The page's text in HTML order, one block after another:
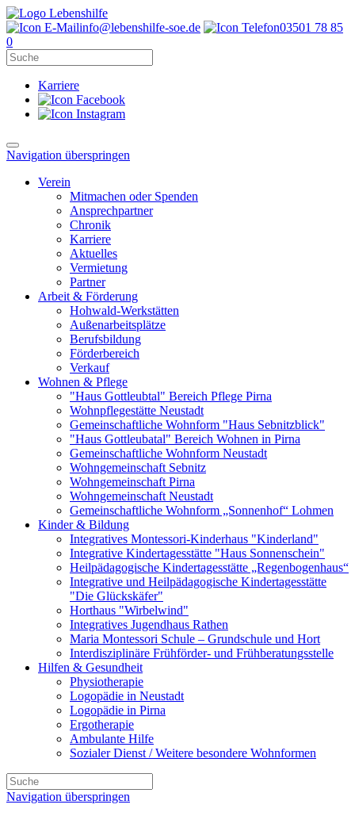
info@lebenshilfe-soe.de
03501 78 85
0
Karriere
Navigation überspringen
Verein
Mitmachen oder Spenden
Ansprechpartner
Chronik
Karriere
Aktuelles
Vermietung
Partner
Arbeit & Förderung
Hohwald-Werkstätten
Außenarbeitsplätze
Berufsbildung
Förderbereich
Verkauf
Wohnen & Pflege
"Haus Gottleubtal" Bereich Pflege Pirna
Wohnpflegestätte Neustadt
Gemeinschaftliche Wohnform "Haus Sebnitzblick"
"Haus Gottleubatal" Bereich Wohnen in Pirna
Gemeinschaftliche Wohnform Neustadt
Wohngemeinschaft Sebnitz
Wohngemeinschaft Pirna
Wohngemeinschaft Neustadt
Gemeinschaftliche Wohnform „Sonnenhof“ Lohmen
Kinder & Bildung
Integratives Montessori-Kinderhaus "Kinderland"
Integrative Kindertagesstätte "Haus Sonnenschein"
Heilpädagogische Kindertagesstätte „Regenbogenhaus“
Integrative und Heilpädagogische Kindertagesstätte
"Die Glückskäfer"
Horthaus "Wirbelwind"
Integratives Jugendhaus Rathen
Maria Montessori Schule – Grundschule und Hort
Interdisziplinäre Frühförder- und Frühberatungsstelle
Hilfen & Gesundheit
Physiotherapie
Logopädie in Neustadt
Logopädie in Pirna
Ergotherapie
Ambulante Hilfe
Sozialer Dienst / Weitere besondere Wohnformen
Navigation überspringen